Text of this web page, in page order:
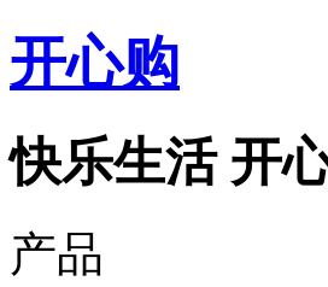
开心购
快乐生活 开
产品